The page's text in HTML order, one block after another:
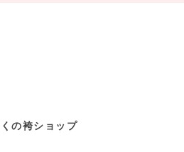
の袴ショップ